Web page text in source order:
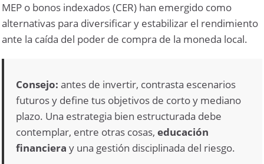
MEP o bonos indexados (CER) han emergido como
alternativas para diversificar y estabilizar el rendimiento
ante la caída del poder de compra de la moneda local.
Consejo: antes de invertir, contrasta escenarios
futuros y define tus objetivos de corto y mediano
plazo. Una estrategia bien estructurada debe
contemplar, entre otras cosas,educación
financiera y una gestión disciplinada del riesgo.